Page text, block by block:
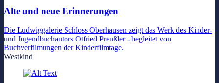
Alte und neue Erinnerungen
Die Ludwiggalerie Schloss Oberhausen zeigt das Werk des Kinder-
und Jugendbuchautors Otfried Preußler - begleitet von
Buchverfilmungen der Kinderfilmtage.
Westkind